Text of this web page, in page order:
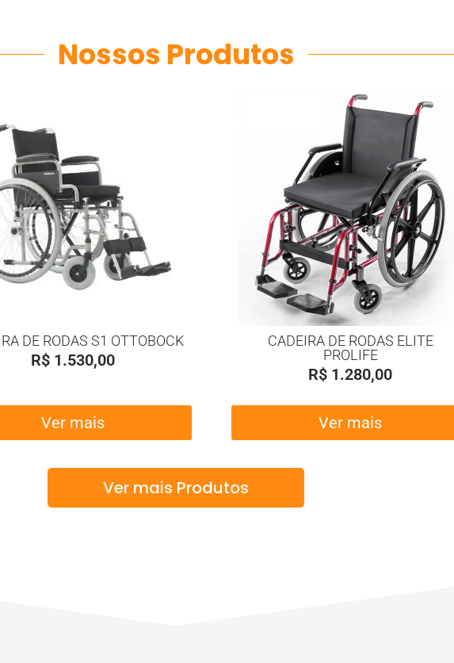
Nossos Produtos
DE RODAS S1 OTTOBOCK
R$ 1.530,00
Ver mais
CADEIRA DE RODAS ELITE
PROLIFE
R$ 1.280,00
Ver mais
Ver mais Produtos